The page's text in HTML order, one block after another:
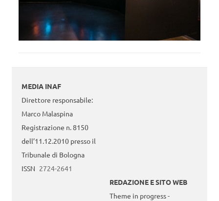
MEDIA INAF
Direttore responsabile:
Marco Malaspina
Registrazione n. 8150
dell’11.12.2010 presso il
Tribunale di Bologna
ISSN 2724-2641
REDAZIONE E SITO WEB
Theme in progress -